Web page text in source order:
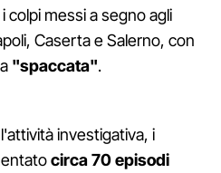
colpi messi a segno agli
Caserta e Salerno, con
"spaccata".
investigativa, i
circa 70 episodi